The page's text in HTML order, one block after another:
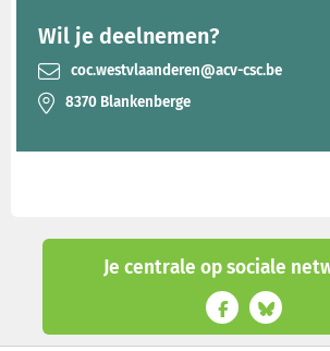
Je centrale op sociale
Wil je deelnemen?
coc.westvlaanderen@acv-csc.be
8370 Blankenberge